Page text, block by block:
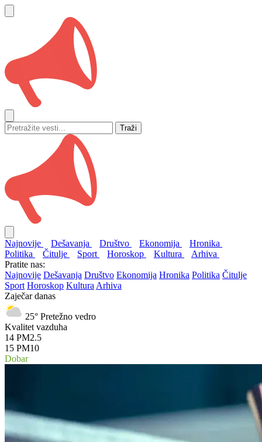
Traži
Najnovije Dešavanja Društvo Ekonomija
Hronika
Politika
Čitulje Sport Horoskop Kultura
Arhiva
Pratite nas:
Najnovije Dešavanja Društvo Ekonomija Hronika Politika Čitulje
Sport Horoskop Kultura Arhiva
Zaječar danas
25° Pretežno vedro
Kvalitet vazduha
14 PM2.5
15 PM10
Dobar